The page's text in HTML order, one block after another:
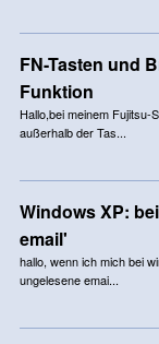
FN-Tasten und
Funktion
Hallo,bei meinem Fujitsu-
außerhalb der Tas...
Windows XP:
email'
hallo, wenn ich mich bei
ungelesene emai...